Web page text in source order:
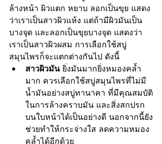
ล้างหน้า ผิวแตก หยาบ ลอกเป็นขุย แสดง
ว่าเราเป็นสาวผิวแห้ง แต่ถ้ามีผิวมันเป็น
บางจุด และลอกเป็นขุยบางจุด แสดงว่า
เราเป็นสาวผิวผสม การเลือกใช้สบู่
สมุนไพรก็จะแตกต่างกันไป ดังนี้
สาวผิวมัน ยิ่งมันมากยิ่งหมองคล้ำ
มาก ควรเลือกใช้สบู่สมุนไพรที่ไม่มี
น้ำมันอย่างสบู่ทานาคา ที่มีคุณสมบัติ
ในการล้างคราบมัน และสิ่งสกปรก
บนใบหน้าได้เป็นอย่างดี นอกจากนี้ยัง
ช่วยทำให้กระจ่างใส ลดความหมอง
คล้ำได้อีกด้วย